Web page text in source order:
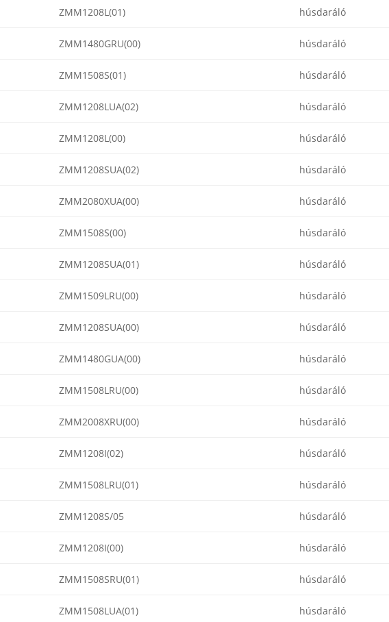
ZMM1208L(01) húsdaráló
ZMM1480GRU(00) húsdaráló
ZMM1508S(01) húsdaráló
ZMM1208LUA(02) húsdaráló
ZMM1208L(00) húsdaráló
ZMM1208SUA(02) húsdaráló
ZMM2080XUA(00) húsdaráló
ZMM1508S(00) húsdaráló
ZMM1208SUA(01) húsdaráló
ZMM1509LRU(00) húsdaráló
ZMM1208SUA(00) húsdaráló
ZMM1480GUA(00) húsdaráló
ZMM1508LRU(00) húsdaráló
ZMM2008XRU(00) húsdaráló
ZMM1208I(02) húsdaráló
ZMM1508LRU(01) húsdaráló
ZMM1208S/05 húsdaráló
ZMM1208I(00) húsdaráló
ZMM1508SRU(01) húsdaráló
ZMM1508LUA(01) húsdaráló